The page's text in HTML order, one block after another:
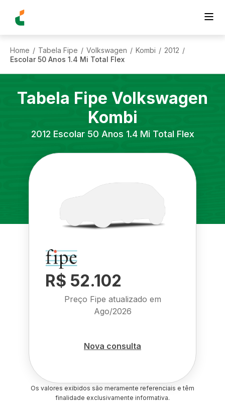
Home / Tabela Fipe / Volkswagen / Kombi / 2012 /
Escolar 50 Anos 1.4 Mi Total Flex
Tabela Fipe Volkswagen
Kombi
2012 Escolar 50 Anos 1.4 Mi Total Flex
R$ 52.102
Preço Fipe atualizado em
Ago/2026
Nova consulta
Os valores exibidos são meramente referenciais e têm
finalidade exclusivamente informativa.